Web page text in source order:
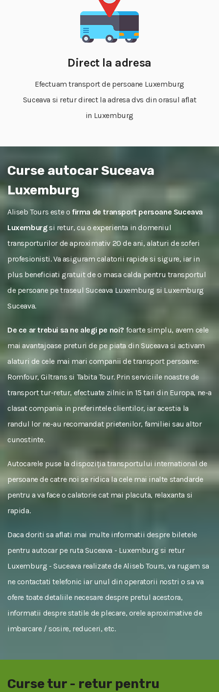
Direct la adresa
Efectuam transport de persoane Luxemburg
Suceava si retur direct la adresa dvs din orasul aflat
in Luxemburg
Curse autocar Suceava
Luxemburg
Aliseb Tours este o firma de transport persoane Suceava
Luxemburgsi retur, cu o experienta in domeniul
transporturilor de aproximativ 20 de ani, alaturi de soferi
profesionisti. Va asiguram calatorii rapide si sigure, iar in
plus beneficiati gratuit de o masa calda pentru transportul
de persoane pe traseul Suceava Luxemburg si Luxemburg
Suceava.
De ce ar trebui sa ne alegi pe noi? foarte simplu, avem cele
mai avantajoase preturi de pe piata din Suceava si activam
alaturi de cele mai mari companii de transport persoane:
Romfour, Giltrans si Tabita Tour. Prin serviciile noastre de
transport tur-retur, efectuate zilnic in 15 tari din Europa, ne-a
clasat compania in preferintele clientilor, iar acestia la
randul lor ne-au recomandat prietenilor, familiei sau altor
cunostinte.
Autocarele puse la dispoziția transportului international de
persoane de catre noi se ridica la cele mai inalte standarde
pentru a va face o calatorie cat mai placuta, relaxanta si
rapida.
Daca doriti sa aflati mai multe informatii despre biletele
pentru autocar pe ruta Suceava - Luxemburg si retur
Luxemburg - Suceava realizate de Aliseb Tours, va rugam sa
ne contactati telefonic iar unul din operatorii nostri o sa va
ofere toate detaliile necesare despre pretul acestora,
informatii despre statile de plecare, orele aproximative de
imbarcare / sosire, reduceri, etc.
Curse tur - retur pentru